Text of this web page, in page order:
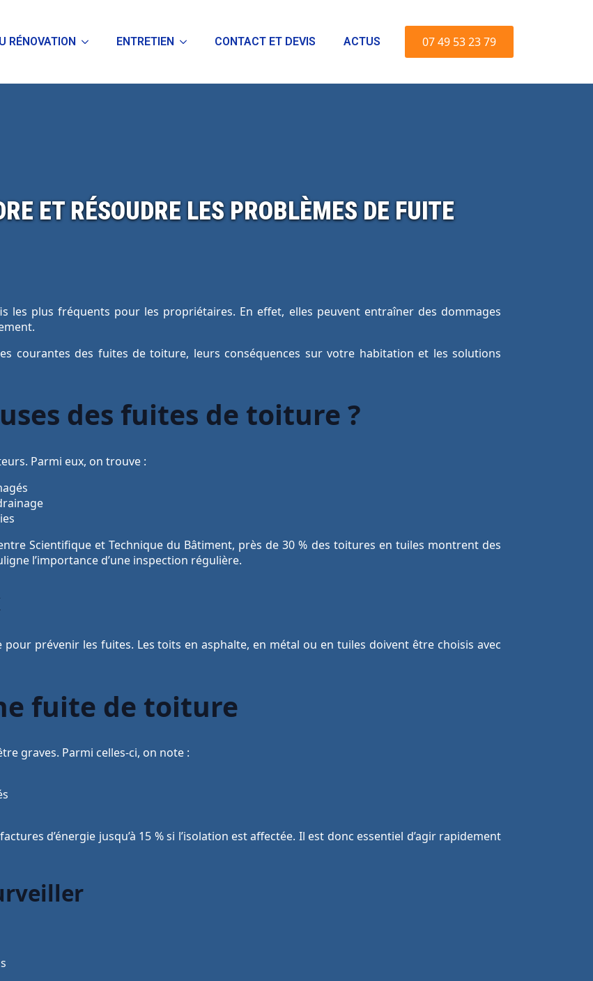
RÉNOVATION ENTRETIEN CONTACT ET DEVIS ACTUS 07 49 53 23 79
ET RÉSOUDRE LES PROBLÈMES DE FUITE
les plus fréquents pour les propriétaires. En effet, elles peuvent entraîner des dommages
courantes des fuites de toiture, leurs conséquences sur votre habitation et les solutions
des fuites de toiture ?
Parmi eux, on trouve :
Scientifique et Technique du Bâtiment, près de 30 % des toitures en tuiles montrent des
l’importance d’une inspection régulière.
prévenir les fuites. Les toits en asphalte, en métal ou en tuiles doivent être choisis avec
fuite de toiture
graves. Parmi celles-ci, on note :
d’énergie jusqu’à 15 % si l’isolation est affectée. Il est donc essentiel d’agir rapidement